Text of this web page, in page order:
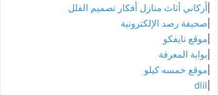
أركاني أثاث منازل أفكار تصميم الفلل
صحيفة رصد الإلكترونية
موقع نايفكو
بوابة المعرفة
موقع خمسه كيلو
dlil